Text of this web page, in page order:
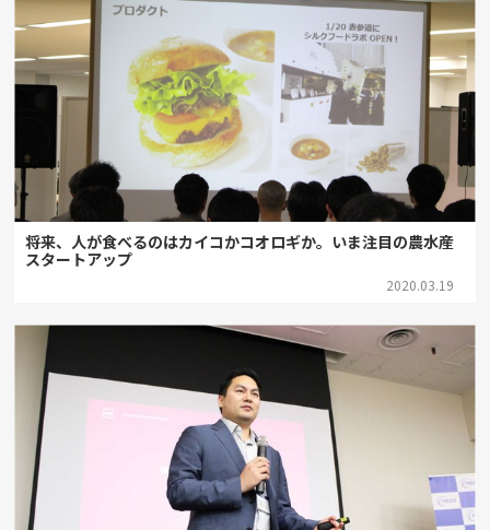
将来、人が食べるのはカイコかコオロギか。いま注目の農水産
スタートアップ
2020.03.19